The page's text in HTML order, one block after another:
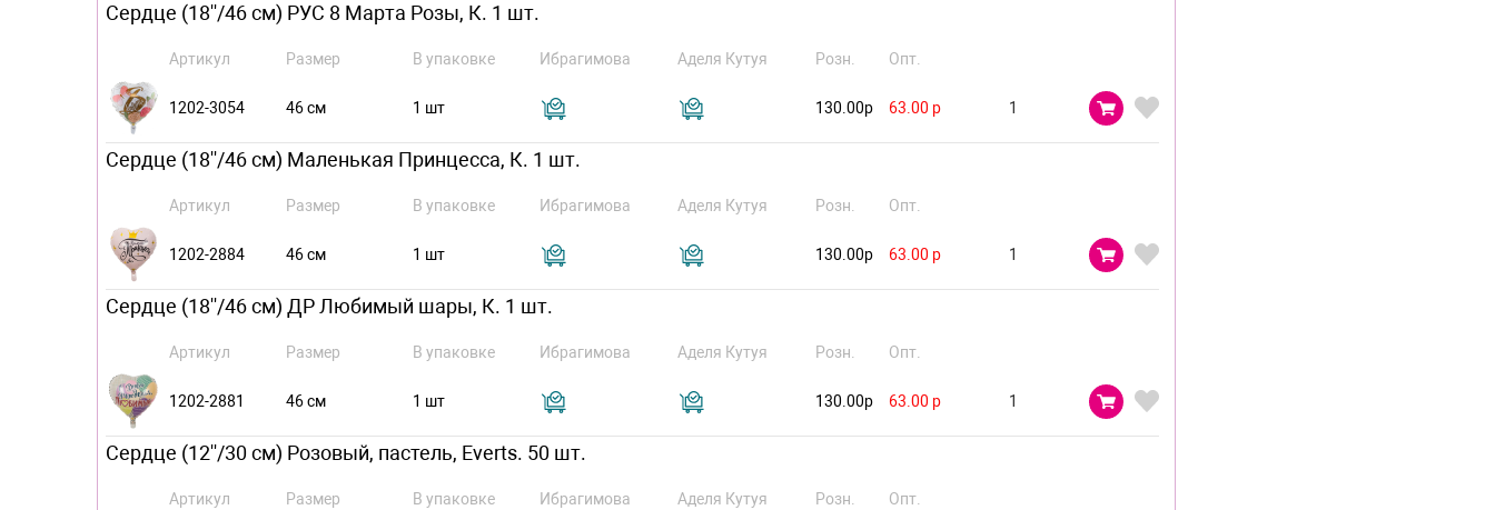
Сердце (18''/46 см) РУС 8 Марта Розы, К. 1 шт.
Артикул Размер В упаковке Ибрагимова Аделя Кутуя Розн. Опт.
1202-3054 46 см 1 шт 130.00р 63.00 р
Сердце (18''/46 см) Маленькая Принцесса, К. 1 шт.
Артикул Размер В упаковке Ибрагимова Аделя Кутуя Розн. Опт.
1202-2884 46 см 1 шт 130.00р 63.00 р
Сердце (18''/46 см) ДР Любимый шары, К. 1 шт.
Артикул Размер В упаковке Ибрагимова Аделя Кутуя Розн. Опт.
1202-2881 46 см 1 шт 130.00р 63.00 р
Сердце (12''/30 см) Розовый, пастель, Everts. 50 шт.
Артикул Размер В упаковке Ибрагимова Аделя Кутуя Розн. Опт.